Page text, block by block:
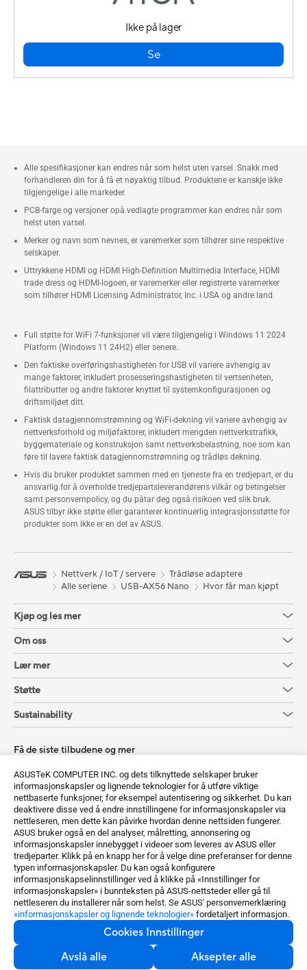
ASUSTeK COMPUTER INC. og dets tilknyttede selskaper bruker
informasjonskapsler og lignende teknologier for å utføre viktige
nettbaserte funksjoner, for eksempel autentisering og sikkerhet. Du kan
deaktivere disse ved å endre innstillingene for informasjonskapsler via
nettleseren, men dette kan påvirke hvordan denne nettsiden fungerer.
ASUS bruker også en del analyser, målretting, annonsering og
informasjonskapsler innebygget i videoer som leveres av ASUS eller
tredjeparter. Klikk på en knapp her for å velge dine preferanser for denne
typen informasjonskapsler. Du kan også konfigurere
informasjonskapselinnstillinger ved å klikke på «Innstillinger for
informasjonskapsler» i bunnteksten på ASUS-nettsteder eller gå til
nettleseren du installerer når som helst. Se ASUS' personvernerklæring
«informasjonskapsler og lignende teknologier» fordetaljert informasjon.
Cookies Innstillinger
Avslå alle
Aksepter alle
Ikke på lager
Se
Alle spesifikasjoner kan endres når som helst uten varsel. Snakk med
forhandleren din for å få et nøyaktig tilbud. Produktene er kanskje ikke
tilgjengelige i alle markeder.
PCB-farge og versjoner opå vedlagte programmer kan endres når som
helst uten varsel.
Merker og navn som nevnes, er varemerker som tilhører sine respektive
selskaper.
Uttrykkene HDMI og HDMI High-Definition Multimedia Interface, HDMI
trade dress og HDMI-logoen, er varemerker eller registrerte varemerker
som tilhører HDMI Licensing Administrator, Inc. i USA og andre land.
Full støtte for WiFi 7-funksjoner vil være tilgjengelig i Windows 11 2024
Platform (Windows 11 24H2) eller senere.
Den faktiske overføringshastigheten for USB vil variere avhengig av
mange faktorer, inkludert prosesseringshastigheten til vertsenheten,
filattributter og andre faktorer knyttet til systemkonfigurasjonen og
driftsmiljøet ditt.
Faktisk datagjennomstrømning og WiFi-dekning vil variere avhengig av
nettverksforhold og miljøfaktorer, inkludert mengden nettverkstrafikk,
byggemateriale og konstruksjon samt nettverksbelastning, noe som kan
føre til lavere faktisk datagjennomstrømning og trådløs dekning.
Hvis du bruker produktet sammen med en tjeneste fra en tredjepart, er du
ansvarlig for å overholde tredjepartsleverandørens vilkår og betingelser
samt personvernpolicy, og du påtar deg også risikoen ved slik bruk.
ASUS tilbyr ikke støtte eller garanterer kontinuerlig integrasjonsstøtte for
produkter som ikke er en del av ASUS.
Nettverk / IoT / servere
Trådløse adaptere
Alle seriene
USB-AX56 Nano Hvor får man kjøpt
Kjøp og les mer
Om oss
Lær mer
Støtte
Sustainability
Få de siste tilbudene og mer
Registrer deg
Norway / Norwegian
©ASUSTeK Computer Inc. Alle rettigheter forbeholdt.
Kunngjøring om bruksvilkår
Personvernspolicy